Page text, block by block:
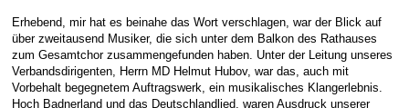
Erhebend, mir hat es beinahe das Wort verschlagen, war der Blick auf
über zweitausend Musiker, die sich unter dem Balkon des Rathauses
zum Gesamtchor zusammengefunden haben. Unter der Leitung unseres
Verbandsdirigenten, Herrn MD Helmut Hubov, war das, auch mit
Vorbehalt begegnetem Auftragswerk, ein musikalisches Klangerlebnis.
Hoch Badnerland und das Deutschlandlied, waren Ausdruck unserer